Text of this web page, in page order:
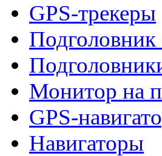
GPS-трекеры
Монитор на
GPS-
Навигаторы